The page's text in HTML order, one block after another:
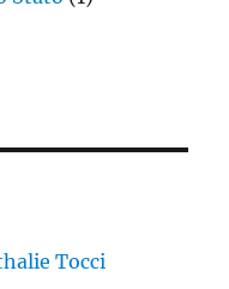
Tocci